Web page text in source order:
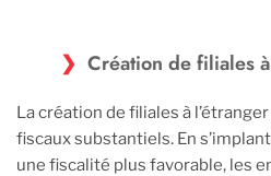
Création de filiales
La création de filiales à
fiscaux substantiels. En
une fiscalité plus favorable, les